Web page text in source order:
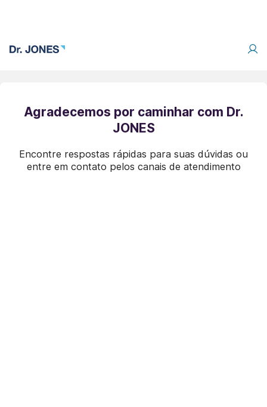
Agradecemos por caminhar com Dr.
JONES
Encontre respostas rápidas para suas dúvidas ou
entre em contato pelos canais de atendimento